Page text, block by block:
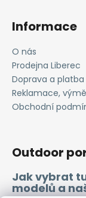
Informace
O nás
Prodejna Liberec
Doprava a platba
Reklamace,
Obchodní
Outdoor
Jak vybrat
modelů a